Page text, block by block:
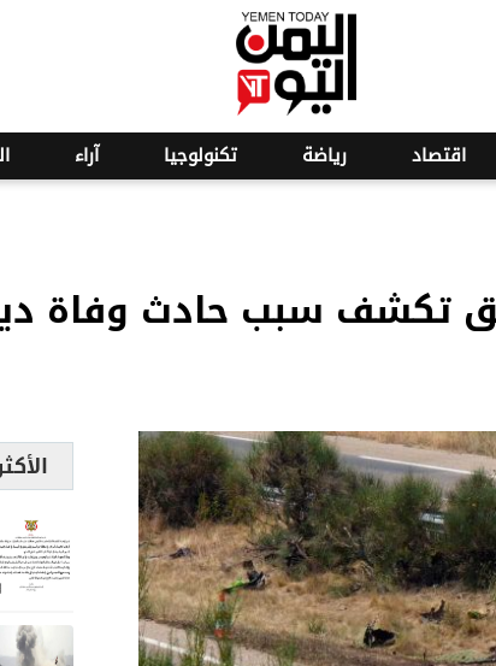
اقتصاد رياضة تكنولوجيا آراء
تكشف سبب حادث وفاة